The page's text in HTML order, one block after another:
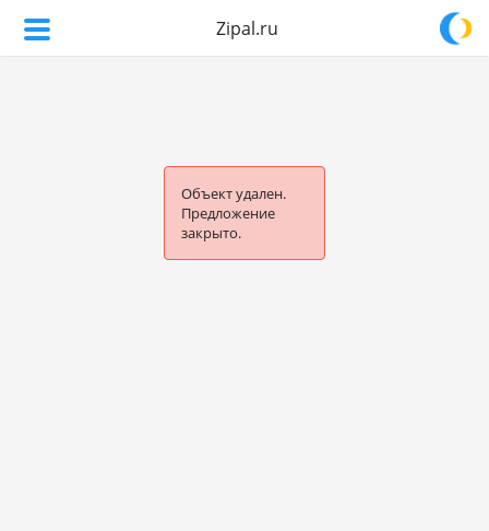
Zipal.ru
Объект удален.
Предложение
закрыто.